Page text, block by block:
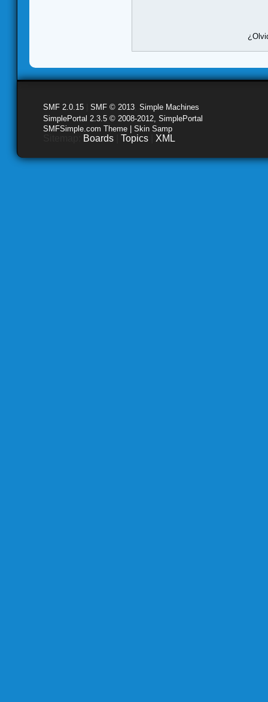
SMF 2.0.15 SMF © 2013 Simple Machines
SimplePortal 2.3.5 © 2008-2012, SimplePortal
SMFSimple.com Theme | Skin Samp
Boards Topics XML